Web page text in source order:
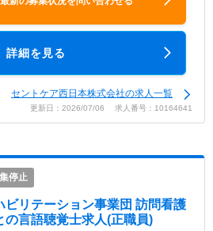
詳細を見る
セントケア西日本株式会社の求人一覧
更新日：2026/07/06 求人番号：10164641
停止
ビリテーション事業団 訪問看護
の言語聴覚士求人(正職員)